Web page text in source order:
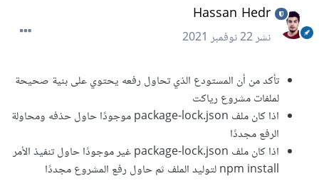
Hassan Hedr
نشر22 نوفمبر 2021
تأكد من أن المستودع الذي تحاول رفعه يحتوي على بنية صحيحة
لملفات مشروع رياكت
اذا كان ملف package-lock.json موجودًا حاول حذفه ومحاولة
الرفع مجددًا
اذا كان ملف package-lock.json غير موجودًا حاول تنفيذ الأمر
npm install لتوليد الملف ثم حاول رفع المشروع مجددًا